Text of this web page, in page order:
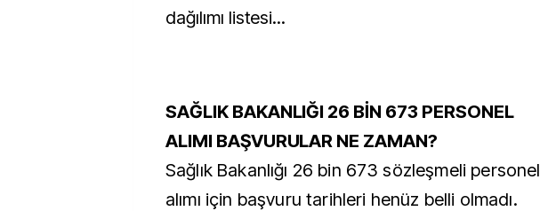
dağılımı listesi...
SAĞLIK BAKANLIĞI 26 BİN 673 PERSONEL
ALIMI BAŞVURULAR NE ZAMAN?
Sağlık Bakanlığı 26 bin 673 sözleşmeli personel
alımı için başvuru tarihleri henüz belli olmadı.